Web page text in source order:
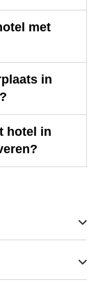
met
in
hotel in